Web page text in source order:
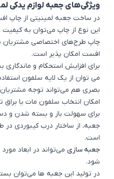
ویژگی‌های جعبه لوازم یدکی
در ساخت جعبه لمینیتی از چاپ
این نوع از چاپ ‌می‌توان به کیفیت
چاپ طرح‌های اختصاصی
افست امکان پذیر است.
برای افزایش استحکام و
می توان از یک لایه سلفون استفاده
بصری هم می‌تواند توجه مشتریان
امکان انتخاب سلفون مات یا
برای سهولت باز و بسته شدن و
جعبه، از ساختار درب کیبوردی در
است.
جعبه سازی می‌تواند در ابعاد
شود.
در تولید این جعبه‌ ها می‌توان